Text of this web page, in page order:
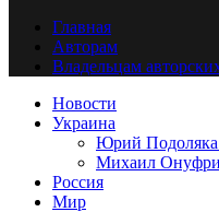
Главная
Авторам
Владельцам
Новости
Украина
Юрий
Михаил
Россия
Мир